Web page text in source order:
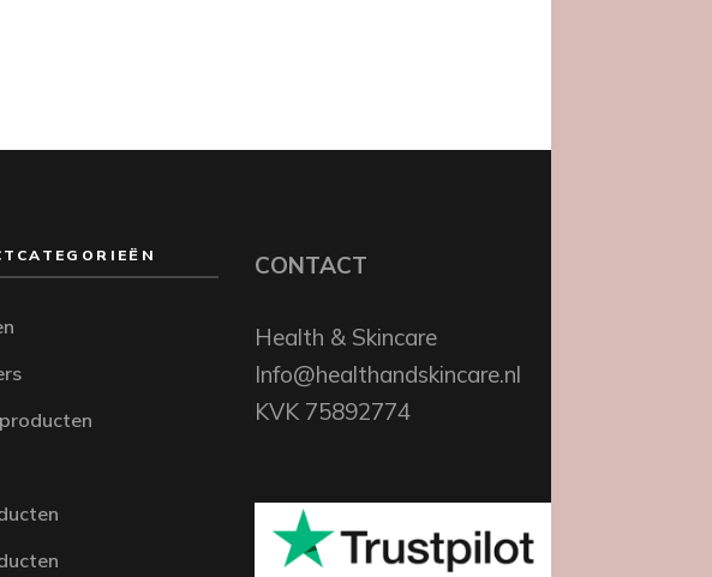
CONTACT
Health & Skincare
Info@healthandskincare.nl
KVK 75892774